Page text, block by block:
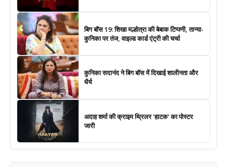
बिग बॉस 19: शिखा मल्होत्रा की बेबाक टिप्पणी, तान्या-
कुनिका पर तंज, वाइल्ड कार्ड एंट्री की चर्चा
कुनिका सदानंद ने बिग बॉस में दिखाई शालीनता और
धैर्य
अदाह शर्मा की क्राइम थ्रिलर 'हाटक' का पोस्टर
जारी